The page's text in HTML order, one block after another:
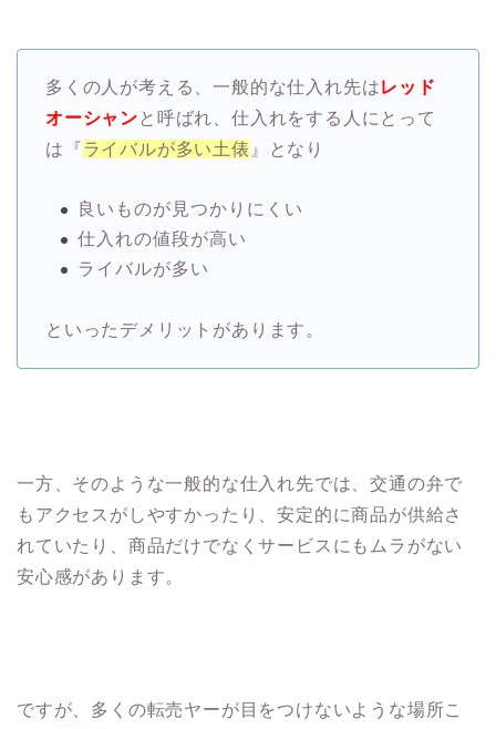
多くの人が考える、一般的な仕入れ先はレッド
オーシャン と呼ばれ、仕入れをする人にとって
は『 ライバルが多い土俵 』となり
良いものが見つかりにくい
仕入れの値段が高い
ライバルが多い
といったデメリットがあります。
一方、そのような一般的な仕入れ先では、交通の弁で
もアクセスがしやすかったり、安定的に商品が供給さ
れていたり、商品だけでなくサービスにもムラがない
安心感があります。
ですが、多くの転売ヤーが目をつけないような場所こ